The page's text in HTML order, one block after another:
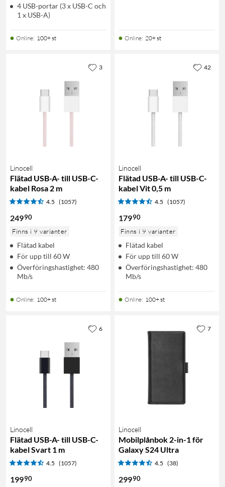
4 USB-portar (3 x USB-C och
1 x USB-A)
Online: 100+ st Online: 20+ st
Linocell
Flätad USB-A- till USB-C-
kabel Rosa 2 m
4.5 (1057)
24990
Finns i 9 varianter
Flätad kabel
För upp till 60 W
Överföringshastighet: 480
Mb/s
Online: 100+ st
3
Linocell
Flätad USB-A- till USB-C-
kabel Vit 0,5 m
4.5 (1057)
17990
Finns i 9 varianter
Flätad kabel
För upp till 60 W
Överföringshastighet: 480
Mb/s
Online: 100+ st
42
Linocell
Flätad USB-A- till USB-C-
kabel Svart 1 m
4.5 (1057)
19990
6
Linocell
Mobilplånbok 2-in-1 för
Galaxy S24 Ultra
4.5 (38)
29990
7